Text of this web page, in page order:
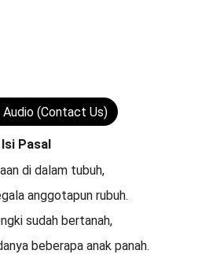
Isi Pasal
di dalam tubuh,
anggotapun rubuh.
sudah bertanah,
beberapa anak panah.
Audio (Contact Us)